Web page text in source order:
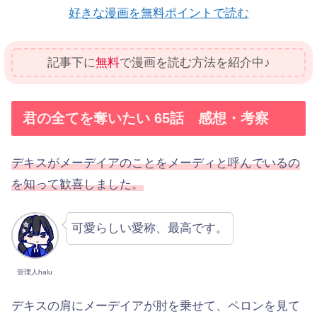
好きな漫画を無料ポイントで読む
記事下に無料で漫画を読む方法を紹介中♪
君の全てを奪いたい 65話 感想・考察
デキスがメーデイアのことをメーディと呼んでいるの
を知って歓喜しました。
管理人halu
可愛らしい愛称、最高です。
デキスの肩にメーデイアが肘を乗せて、ペロンを見て